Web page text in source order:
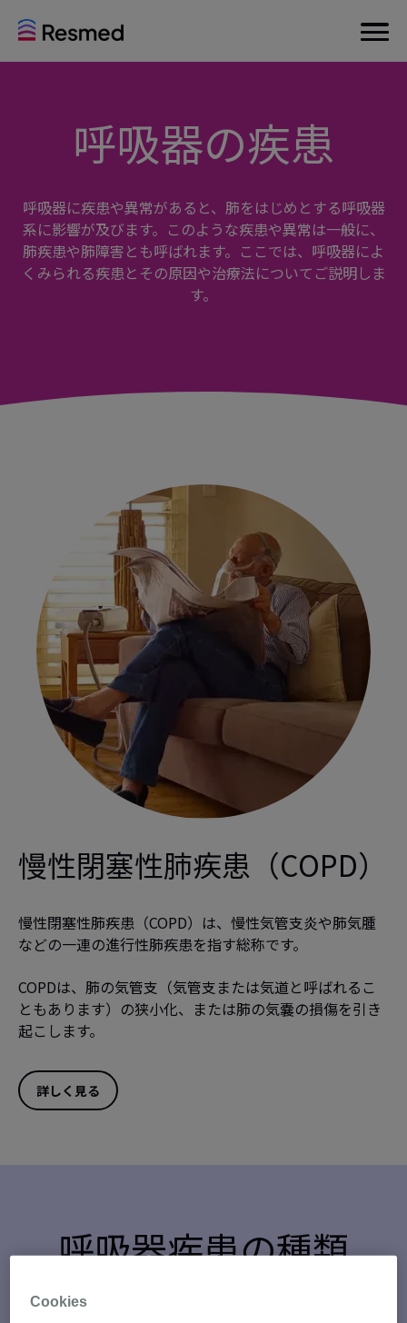
呼吸器の疾患
呼吸器に疾患や異常があると、肺をはじめとする呼吸器
系に影響が及びます。このような疾患や異常は一般に、
肺疾患や肺障害とも呼ばれます。ここでは、呼吸器によ
くみられる疾患とその原因や治療法についてご説明しま
す。
慢性閉塞性肺疾患（COPD）
慢性閉塞性肺疾患（COPD）は、慢性気管支炎や肺気腫
などの一連の進行性肺疾患を指す総称です。
COPDは、肺の気管支（気管支または気道と呼ばれるこ
ともあります）の狭小化、または肺の気嚢の損傷を引き
起こします。
詳しく見る
呼吸器疾患の種類
Cookies